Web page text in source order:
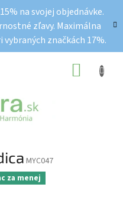
na svojej objednávke.
zľavy. Maximálna
vybraných značkách 17%.
MYC047
za menej